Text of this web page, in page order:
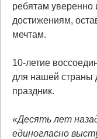
ребятам уверенно
достижениям,
мечтам.
10-летие
для нашей страны
праздник.
«Десять лет
единогласно